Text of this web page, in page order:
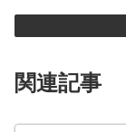
関連記事